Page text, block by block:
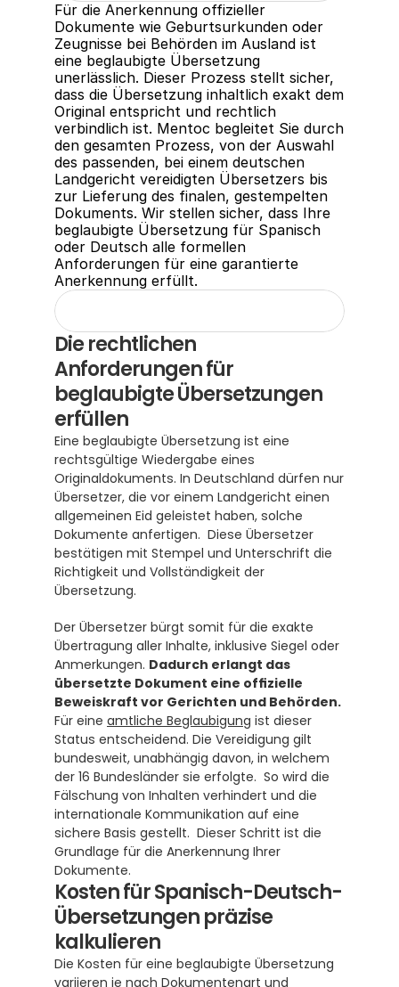
Für die Anerkennung offizieller
Dokumente wie Geburtsurkunden oder
Zeugnisse bei Behörden im Ausland ist
eine beglaubigte Übersetzung
unerlässlich. Dieser Prozess stellt sicher,
dass die Übersetzung inhaltlich exakt dem
Original entspricht und rechtlich
verbindlich ist. Mentoc begleitet Sie durch
den gesamten Prozess, von der Auswahl
des passenden, bei einem deutschen
Landgericht vereidigten Übersetzers bis
zur Lieferung des finalen, gestempelten
Dokuments. Wir stellen sicher, dass Ihre
beglaubigte Übersetzung für Spanisch
oder Deutsch alle formellen
Anforderungen für eine garantierte
Anerkennung erfüllt.
Die rechtlichen
Anforderungen für
beglaubigte Übersetzungen
erfüllen
Eine beglaubigte Übersetzung ist eine
rechtsgültige Wiedergabe eines
Originaldokuments. In Deutschland dürfen nur
Übersetzer, die vor einem Landgericht einen
allgemeinen Eid geleistet haben, solche
Dokumente anfertigen.  Diese Übersetzer
bestätigen mit Stempel und Unterschrift die
Richtigkeit und Vollständigkeit der
Übersetzung.
Der Übersetzer bürgt somit für die exakte
Übertragung aller Inhalte, inklusive Siegel oder
Anmerkungen. Dadurch erlangt das
übersetzte Dokument eine offizielle
Beweiskraft vor Gerichten und Behörden.
Für eine amtliche Beglaubigung ist dieser
Status entscheidend. Die Vereidigung gilt
bundesweit, unabhängig davon, in welchem
der 16 Bundesländer sie erfolgte.  So wird die
Fälschung von Inhalten verhindert und die
internationale Kommunikation auf eine
sichere Basis gestellt.  Dieser Schritt ist die
Grundlage für die Anerkennung Ihrer
Dokumente.
Kosten für Spanisch-Deutsch-
Übersetzungen präzise
kalkulieren
Die Kosten für eine beglaubigte Übersetzung
variieren je nach Dokumentenart und